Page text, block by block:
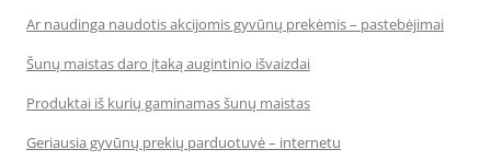
Ar naudinga naudotis akcijomis gyvūnų prekėmis – pastebėjimai
Šunų maistas daro įtaką augintinio išvaizdai
Produktai iš kurių gaminamas šunų maistas
Geriausia gyvūnų prekių parduotuvė – internetu